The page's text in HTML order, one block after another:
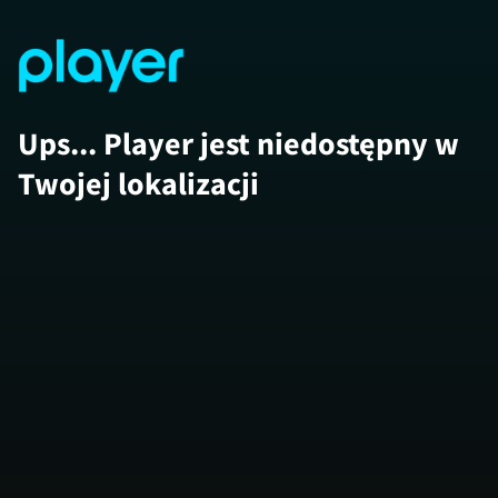
Ups... Player jest niedostępny w
Twojej lokalizacji